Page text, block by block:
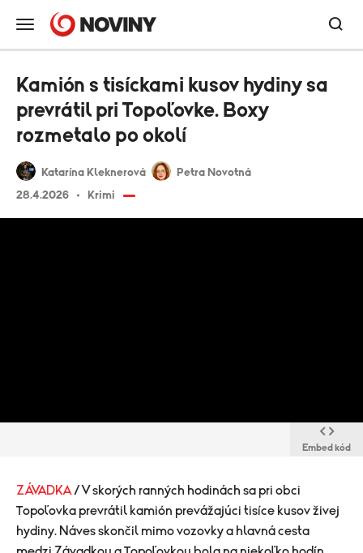
Katarína Kleknerová
Petra Novotná
28.4.2026
Krimi
Kamión s tisíckami kusov hydiny sa
prevrátil pri Topoľovke. Boxy
rozmetalo po okolí
Embed kód
ZÁVADKA / V skorých ranných hodinách sa pri obci
Topoľovka prevrátil kamión prevážajúci tisíce kusov živej
hydiny. Náves skončil mimo vozovky a hlavná cesta